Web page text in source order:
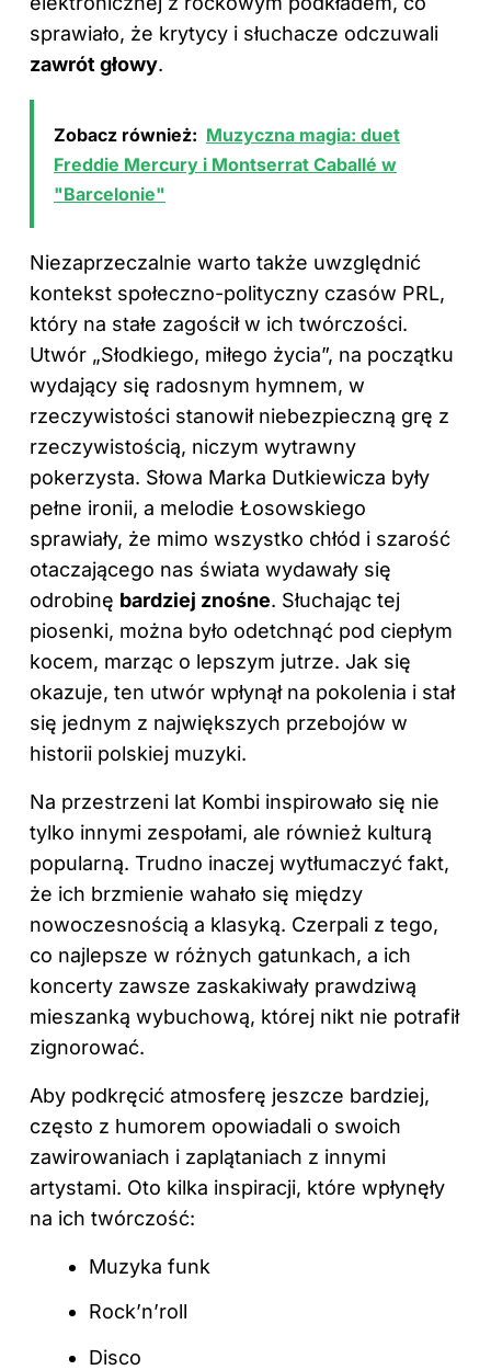
sprawiało, że krytycy i słuchacze odczuwali
zawrót głowy.
Zobacz również: Muzyczna magia: duet
Freddie Mercury i Montserrat Caballé w
"Barcelonie"
Niezaprzeczalnie warto także uwzględnić
kontekst społeczno-polityczny czasów PRL,
który na stałe zagościł w ich twórczości.
Utwór „Słodkiego, miłego życia”, na początku
wydający się radosnym hymnem, w
rzeczywistości stanowił niebezpieczną grę z
rzeczywistością, niczym wytrawny
pokerzysta. Słowa Marka Dutkiewicza były
pełne ironii, a melodie Łosowskiego
sprawiały, że mimo wszystko chłód i szarość
otaczającego nas świata wydawały się
odrobinę bardziej znośne. Słuchając tej
piosenki, można było odetchnąć pod ciepłym
kocem, marząc o lepszym jutrze. Jak się
okazuje, ten utwór wpłynął na pokolenia i stał
się jednym z największych przebojów w
historii polskiej muzyki.
Na przestrzeni lat Kombi inspirowało się nie
tylko innymi zespołami, ale również kulturą
popularną. Trudno inaczej wytłumaczyć fakt,
że ich brzmienie wahało się między
nowoczesnością a klasyką. Czerpali z tego,
co najlepsze w różnych gatunkach, a ich
koncerty zawsze zaskakiwały prawdziwą
mieszanką wybuchową, której nikt nie potrafił
zignorować.
Aby podkręcić atmosferę jeszcze bardziej,
często z humorem opowiadali o swoich
zawirowaniach i zaplątaniach z innymi
artystami. Oto kilka inspiracji, które wpłynęły
na ich twórczość:
Muzyka funk
Rock’n’roll
Disco